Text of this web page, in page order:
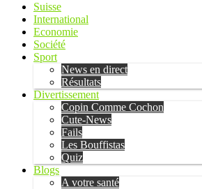
Suisse
International
Economie
Société
Sport
News en direct
Résultats
Divertissement
Copin Comme Cochon
Cute-News
Fails
Les Bouffistas
Quiz
Blogs
A votre santé